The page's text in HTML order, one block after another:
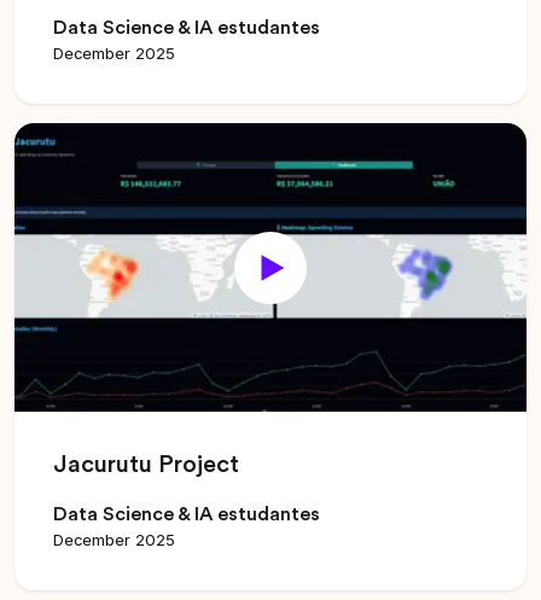
Data Science & IA estudantes
December 2025
Jacurutu Project
Data Science & IA estudantes
December 2025